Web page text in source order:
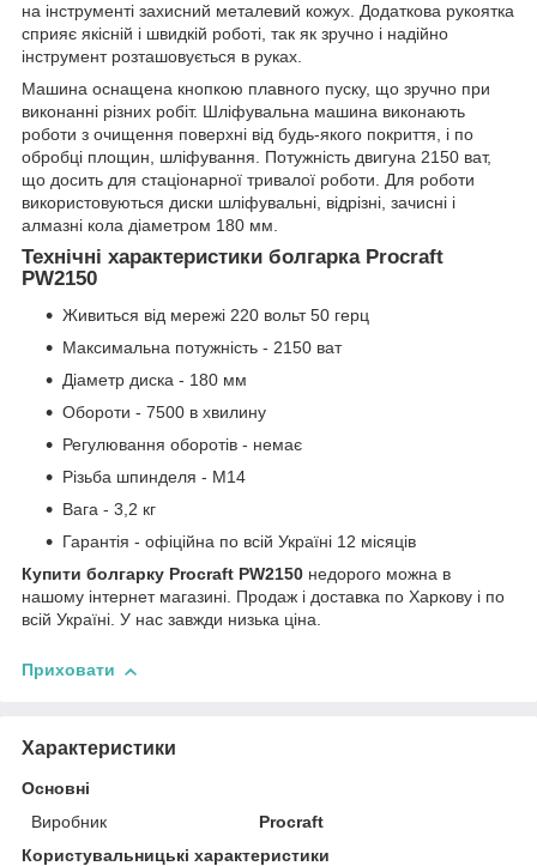
на інструменті захисний металевий кожух. Додаткова рукоятка
сприяє якісній і швидкій роботі, так як зручно і надійно
інструмент розташовується в руках.
Машина оснащена кнопкою плавного пуску, що зручно при
виконанні різних робіт. Шліфувальна машина виконають
роботи з очищення поверхні від будь-якого покриття, і по
обробці площин, шліфування. Потужність двигуна 2150 ват,
що досить для стаціонарної тривалої роботи. Для роботи
використовуються диски шліфувальні, відрізні, зачисні і
алмазні кола діаметром 180 мм.
Технічні характеристики болгарка Procraft
PW2150
Живиться від мережі 220 вольт 50 герц
Максимальна потужність - 2150 ват
Діаметр диска - 180 мм
Обороти - 7500 в хвилину
Регулювання оборотів - немає
Різьба шпинделя - М14
Вага - 3,2 кг
Гарантія - офіційна по всій Україні 12 місяців
Купити болгарку Procraft PW2150 недорого можна в
нашому інтернет магазині. Продаж і доставка по Харкову і по
всій Україні. У нас завжди низька ціна.
Приховати
Характеристики
Основні
Виробник
Procraft
Користувальницькі характеристики